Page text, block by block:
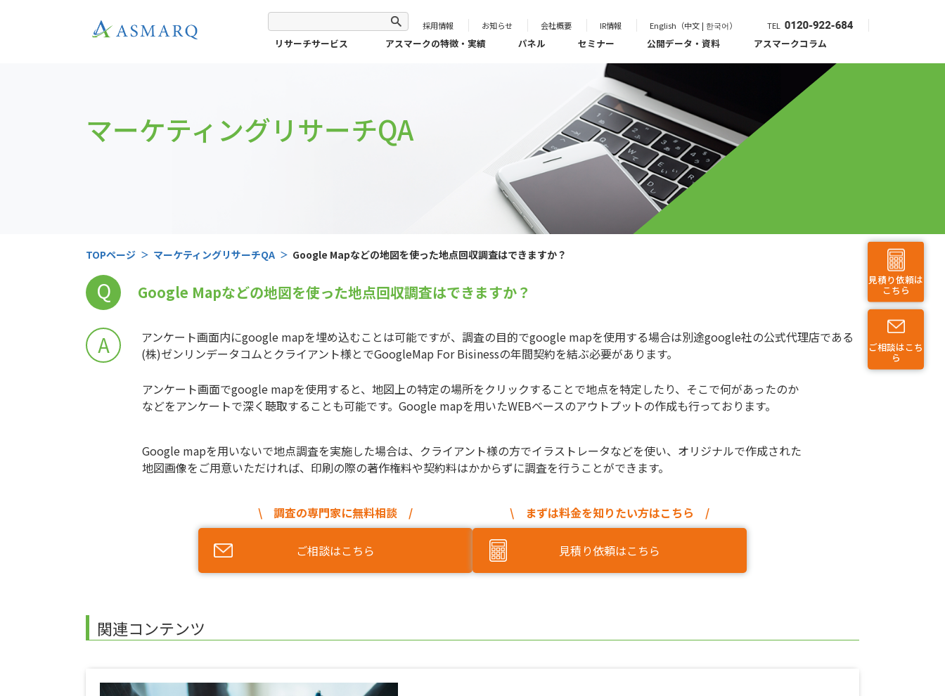
採用情報 お知らせ 会社概要 IR情報 English（中文 | 한국어） TEL
リサーチサービス アスマークの特徴・実績 パネル セミナー 公開データ・資料 アスマークコラム
見積り依頼は
こちら
ご相談はこち
ら
マーケティングリサーチQA
TOPページ マーケティングリサーチQA Google Mapなどの地図を使った地点回収調査はできますか？
Q Google Mapなどの地図を使った地点回収調査はできますか？
A
アンケート画面内にgoogle mapを埋め込むことは可能ですが、調査の目的でgoogle mapを使用する場合は別途google社の公式代理店である
(株)ゼンリンデータコムとクライアント様とでGoogleMap For Bisinessの年間契約を結ぶ必要があります。
アンケート画面でgoogle mapを使用すると、地図上の特定の場所をクリックすることで地点を特定したり、そこで何があったのか
などをアンケートで深く聴取することも可能です。Google mapを用いたWEBベースのアウトプットの作成も行っております。
Google mapを用いないで地点調査を実施した場合は、クライアント様の方でイラストレータなどを使い、オリジナルで作成された
地図画像をご用意いただければ、印刷の際の著作権料や契約料はかからずに調査を行うことができます。
\ 調査の専門家に無料相談 /
ご相談はこちら
\ まずは料金を知りたい方はこちら /
見積り依頼はこちら
関連コンテンツ